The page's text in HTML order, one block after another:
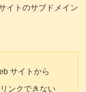
イトのサブドメイン
サイトから
ンクできない